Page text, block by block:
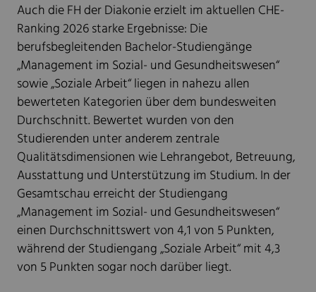
Auch die FH der Diakonie erzielt im aktuellen CHE-
Ranking 2026 starke Ergebnisse: Die
berufsbegleitenden Bachelor-Studiengänge
„Management im Sozial- und Gesundheitswesen“
sowie „Soziale Arbeit“ liegen in nahezu allen
bewerteten Kategorien über dem bundesweiten
Durchschnitt. Bewertet wurden von den
Studierenden unter anderem zentrale
Qualitätsdimensionen wie Lehrangebot, Betreuung,
Ausstattung und Unterstützung im Studium. In der
Gesamtschau erreicht der Studiengang
„Management im Sozial- und Gesundheitswesen“
einen Durchschnittswert von 4,1 von 5 Punkten,
während der Studiengang „Soziale Arbeit“ mit 4,3
von 5 Punkten sogar noch darüber liegt.